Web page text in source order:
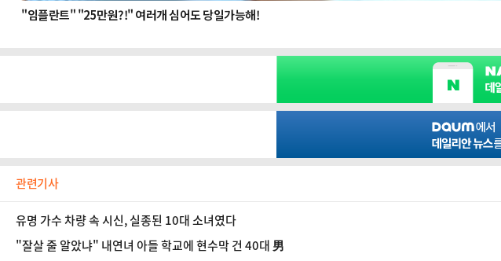
관련기사
유명 가수 차량 속 시신, 실종된 10대 소녀였다
"잘살 줄 알았냐" 내연녀 아들 학교에 현수막 건 40대 男